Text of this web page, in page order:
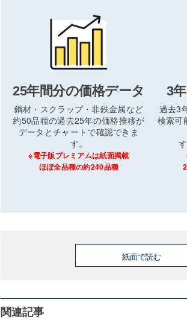
25年間分の価格データ
鋼材・スクラップ・非鉄金属など
約50品種の過去25年の価格推移が
データとチャートで確認できま
す。
※電子版プレミアムは紙面掲載
ほぼ全品種の約240品種
3
過去3
検索可
紙面で読む
関連記事